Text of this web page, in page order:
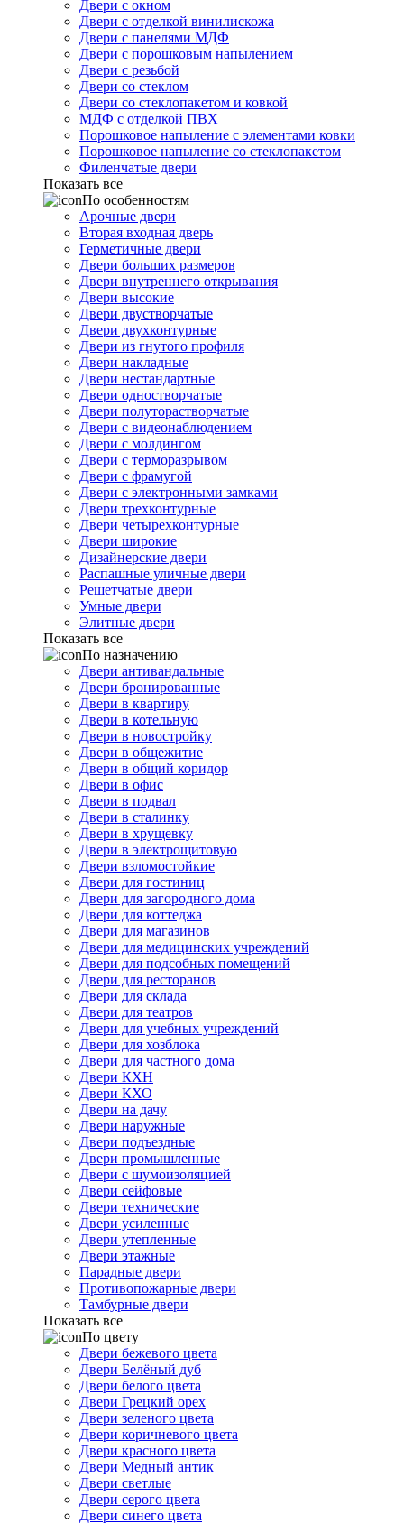
Двери с окном
Двери с отделкой винилискожа
Двери с панелями МДФ
Двери с порошковым напылением
Двери с резьбой
Двери со стеклом
Двери со стеклопакетом и ковкой
МДФ с отделкой ПВХ
Порошковое напыление с элементами ковки
Порошковое напыление со стеклопакетом
Филенчатые двери
Показать все
По особенностям
Арочные двери
Вторая входная дверь
Герметичные двери
Двери больших размеров
Двери внутреннего открывания
Двери высокие
Двери двустворчатые
Двери двухконтурные
Двери из гнутого профиля
Двери накладные
Двери нестандартные
Двери одностворчатые
Двери полуторастворчатые
Двери с видеонаблюдением
Двери с молдингом
Двери с терморазрывом
Двери с фрамугой
Двери с электронными замками
Двери трехконтурные
Двери четырехконтурные
Двери широкие
Дизайнерские двери
Распашные уличные двери
Решетчатые двери
Умные двери
Элитные двери
Показать все
По назначению
Двери антивандальные
Двери бронированные
Двери в квартиру
Двери в котельную
Двери в новостройку
Двери в общежитие
Двери в общий коридор
Двери в офис
Двери в подвал
Двери в сталинку
Двери в хрущевку
Двери в электрощитовую
Двери взломостойкие
Двери для гостиниц
Двери для загородного дома
Двери для коттеджа
Двери для магазинов
Двери для медицинских учреждений
Двери для подсобных помещений
Двери для ресторанов
Двери для склада
Двери для театров
Двери для учебных учреждений
Двери для хозблока
Двери для частного дома
Двери КХН
Двери КХО
Двери на дачу
Двери наружные
Двери подъездные
Двери промышленные
Двери с шумоизоляцией
Двери сейфовые
Двери технические
Двери усиленные
Двери утепленные
Двери этажные
Парадные двери
Противопожарные двери
Тамбурные двери
Показать все
По цвету
Двери бежевого цвета
Двери Белёный дуб
Двери белого цвета
Двери Грецкий орех
Двери зеленого цвета
Двери коричневого цвета
Двери красного цвета
Двери Медный антик
Двери светлые
Двери серого цвета
Двери синего цвета